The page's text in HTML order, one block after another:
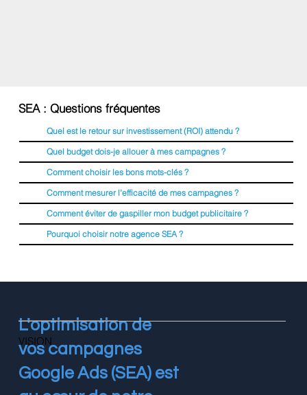
SEA : Questions fréquentes
Quel est le retour sur investissement (ROI) attendu ?
Quel budget dois-je allouer à mes campagnes ?
Comment choisir les bons mots-clés ?
Comment mesurer l’efficacité de mes campagnes ?
Comment éviter de gaspiller mon budget publicitaire ?
Pourquoi choisir notre agence SEA ?
VISION
L'optimisation de
vos campagnes
Google Ads (SEA) est